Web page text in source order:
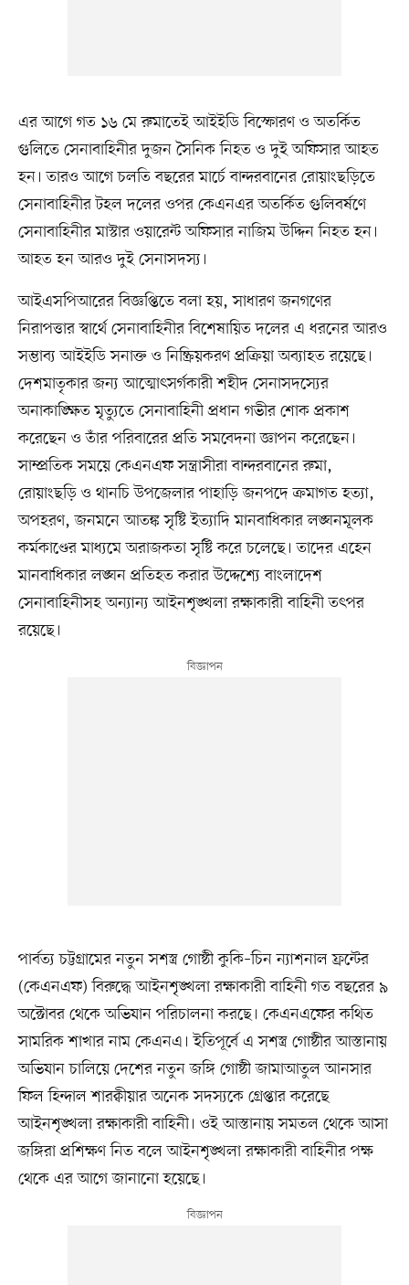
এর আগে গত ১৬ মে রুমাতেই আইইডি বিস্ফোরণ ও অতর্কিত
গুলিতে সেনাবাহিনীর দুজন সৈনিক নিহত ও দুই অফিসার আহত
হন। তারও আগে চলতি বছরের মার্চে বান্দরবানের রোয়াংছড়িতে
সেনাবাহিনীর টহল দলের ওপর কেএনএর অতর্কিত গুলিবর্ষণে
সেনাবাহিনীর মাস্টার ওয়ারেন্ট অফিসার নাজিম উদ্দিন নিহত হন।
আহত হন আরও দুই সেনাসদস্য।
আইএসপিআরের বিজ্ঞপ্তিতে বলা হয়, সাধারণ জনগণের
নিরাপত্তার স্বার্থে সেনাবাহিনীর বিশেষায়িত দলের এ ধরনের আরও
সম্ভাব্য আইইডি সনাক্ত ও নিষ্ক্রিয়করণ প্রক্রিয়া অব্যাহত রয়েছে।
দেশমাতৃকার জন্য আত্মোৎসর্গকারী শহীদ সেনাসদস্যের
অনাকাঙ্ক্ষিত মৃত্যুতে সেনাবাহিনী প্রধান গভীর শোক প্রকাশ
করেছেন ও তাঁর পরিবারের প্রতি সমবেদনা জ্ঞাপন করেছেন।
সাম্প্রতিক সময়ে কেএনএফ সন্ত্রাসীরা বান্দরবানের রুমা,
রোয়াংছড়ি ও থানচি উপজেলার পাহাড়ি জনপদে ক্রমাগত হত্যা,
অপহরণ, জনমনে আতঙ্ক সৃষ্টি ইত্যাদি মানবাধিকার লঙ্ঘনমূলক
কর্মকাণ্ডের মাধ্যমে অরাজকতা সৃষ্টি করে চলেছে। তাদের এহেন
মানবাধিকার লঙ্ঘন প্রতিহত করার উদ্দেশ্যে বাংলাদেশ
সেনাবাহিনীসহ অন্যান্য আইনশৃঙ্খলা রক্ষাকারী বাহিনী তৎপর
রয়েছে।
পার্বত্য চট্টগ্রামের নতুন সশস্ত্র গোষ্ঠী কুকি–চিন ন্যাশনাল ফ্রন্টের
(কেএনএফ) বিরুদ্ধে আইনশৃঙ্খলা রক্ষাকারী বাহিনী গত বছরের ৯
অক্টোবর থেকে অভিযান পরিচালনা করছে। কেএনএফের কথিত
সামরিক শাখার নাম কেএনএ। ইতিপূর্বে এ সশস্ত্র গোষ্ঠীর আস্তানায়
অভিযান চালিয়ে দেশের নতুন জঙ্গি গোষ্ঠী জামাআতুল আনসার
ফিল হিন্দাল শারক্বীয়ার অনেক সদস্যকে গ্রেপ্তার করেছে
আইনশৃঙ্খলা রক্ষাকারী বাহিনী। ওই আস্তানায় সমতল থেকে আসা
জঙ্গিরা প্রশিক্ষণ নিত বলে আইনশৃঙ্খলা রক্ষাকারী বাহিনীর পক্ষ
থেকে এর আগে জানানো হয়েছে।